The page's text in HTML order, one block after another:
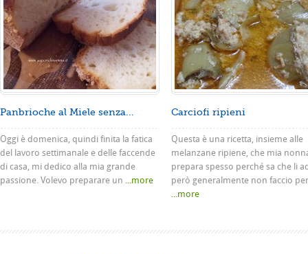
Panbrioche al Miele senza...
Oggi è domenica, quindi finita la fatica
del lavoro settimanale e delle faccende
di casa, mi dedico alla mia grande
passione. Volevo preparare un ...more
Carciofi ripieni
Questa è una ricetta, insieme alle
melanzane ripiene, che mia
prepara spesso perché sa che li
però generalmente non faccio
...more